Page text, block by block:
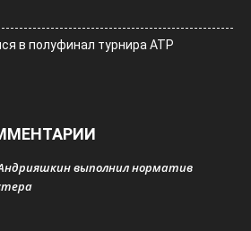
в полуфинал турнира ATP
выполнил норматив